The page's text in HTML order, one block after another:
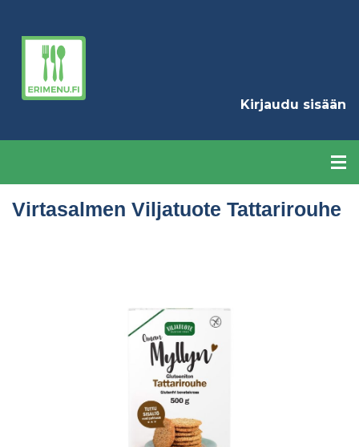
Kirjaudu sisään
Virtasalmen Viljatuote Tattarirouhe